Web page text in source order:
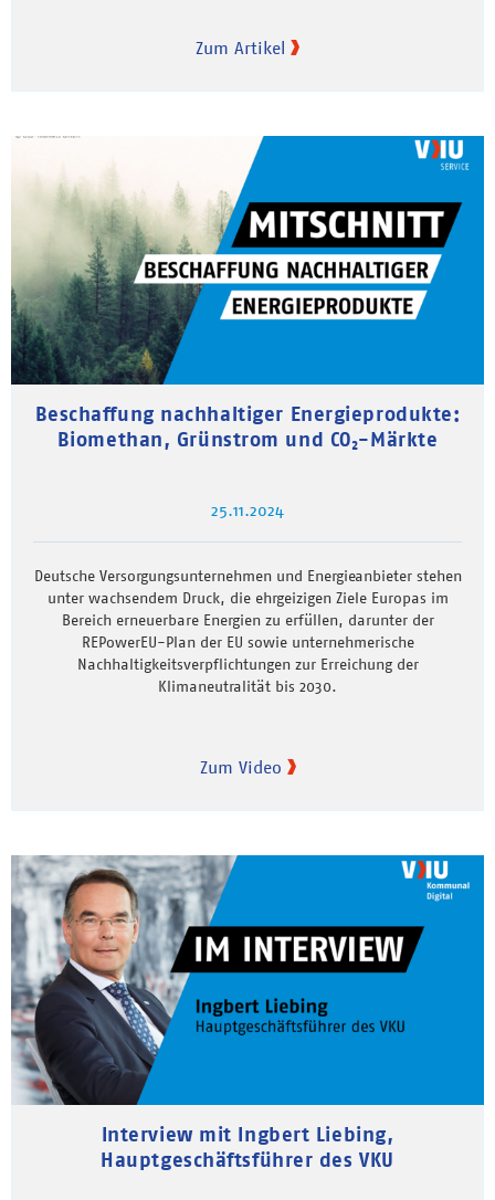
Zum Artikel
Beschaffung nachhaltiger Energieprodukte:
Biomethan, Grünstrom und CO₂-Märkte
25.11.2024
Deutsche Versorgungsunternehmen und Energieanbieter stehen
unter wachsendem Druck, die ehrgeizigen Ziele Europas im
Bereich erneuerbare Energien zu erfüllen, darunter der
REPowerEU-Plan der EU sowie unternehmerische
Nachhaltigkeitsverpflichtungen zur Erreichung der
Klimaneutralität bis 2030.
Zum Video
Interview mit Ingbert Liebing,
Hauptgeschäftsführer des VKU